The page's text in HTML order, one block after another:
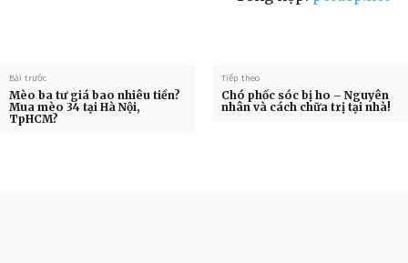
Bài trước
Mèo ba tư giá bao nhiêu tiền?
Mua mèo 34 tại Hà Nội,
TpHCM?
Tiếp theo
Chó phốc sóc bị ho – Nguyên
nhân và cách chữa trị tại nhà!